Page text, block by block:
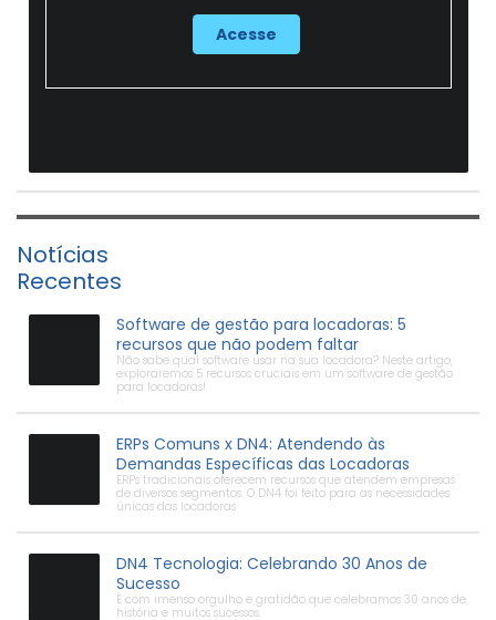
Acesse
Notícias
Recentes
Software de gestão para locadoras: 5
recursos que não podem faltar
Não sabe qual software usar na sua locadora? Neste artigo,
exploraremos 5 recursos cruciais em um software de gestão
para locadoras!
ERPs Comuns x DN4: Atendendo às
Demandas Específicas das Locadoras
ERPs tradicionais oferecem recursos que atendem empresas
de diversos segmentos. O DN4 foi feito para as necessidades
únicas das locadoras
DN4 Tecnologia: Celebrando 30 Anos de
Sucesso
É com imenso orgulho e gratidão que celebramos 30 anos de
história e muitos sucessos.